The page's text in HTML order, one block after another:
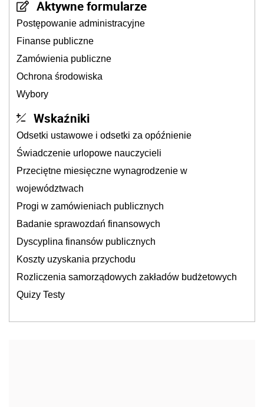
Aktywne formularze
Postępowanie administracyjne
Finanse publiczne
Zamówienia publiczne
Ochrona środowiska
Wybory
Wskaźniki
Odsetki ustawowe i odsetki za opóźnienie
Świadczenie urlopowe nauczycieli
Przeciętne miesięczne wynagrodzenie w
województwach
Progi w zamówieniach publicznych
Badanie sprawozdań finansowych
Dyscyplina finansów publicznych
Koszty uzyskania przychodu
Rozliczenia samorządowych zakładów budżetowych
Quizy Testy